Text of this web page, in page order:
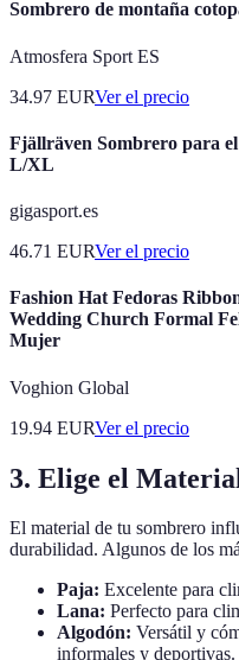
Sombrero de montaña
Atmosfera Sport ES
34.97 EURVer el precio
Fjällräven Sombrero para
L/XL
gigasport.es
46.71 EURVer el precio
Fashion Hat Fedoras
Wedding Church Formal
Mujer
Voghion Global
19.94 EURVer el precio
3. Elige el
El material de tu sombrero
durabilidad. Algunos de los
Paja: Excelente para
Lana: Perfecto para
Algodón: Versátil y
informales y deportivas.